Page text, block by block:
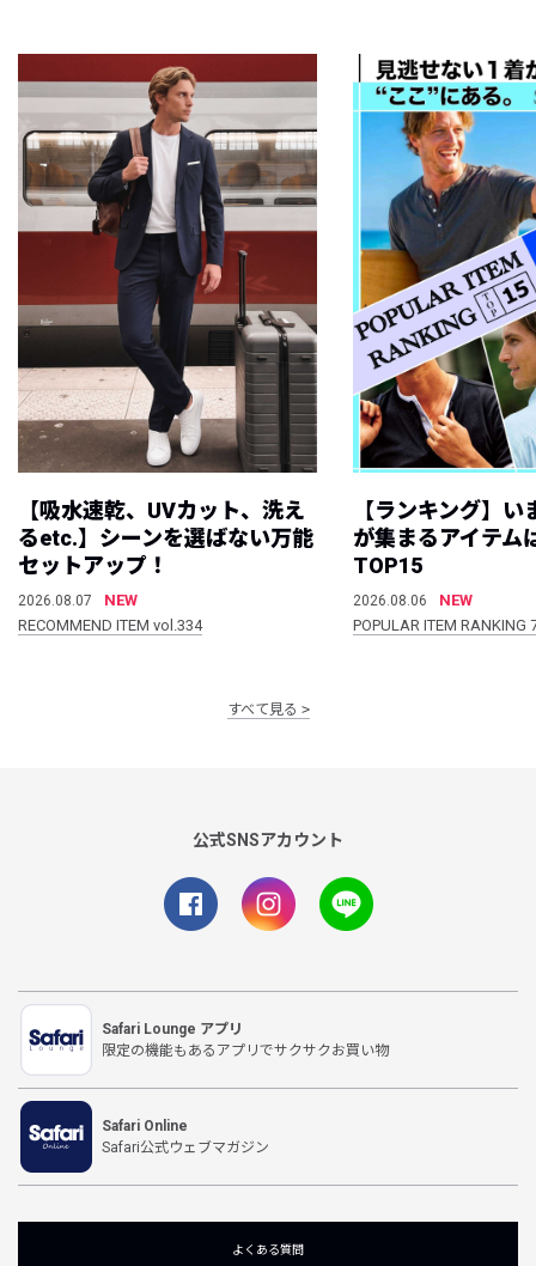
【吸水速乾、UVカット、洗え
るetc.】シーンを選ばない万能
セットアップ！
2026.08.07
NEW
RECOMMEND ITEM vol.334
【ランキング】
が集まるアイテム
TOP15
2026.08.06
NEW
POPULAR ITEM
すべて見る
公式SNSアカウント
Safari Lounge アプリ
限定の機能もあるアプリでサクサクお買い物
Safari Online
Safari公式ウェブマガジン
よくある質問